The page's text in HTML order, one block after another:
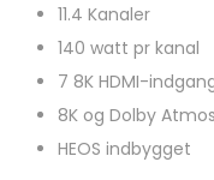
11.4 Kanaler
140 watt pr kanal
7 8K HDMI-
8K og Dolby Atmos
HEOS indbygget